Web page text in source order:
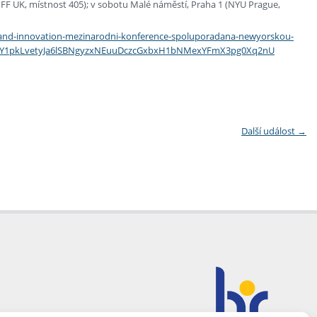
UK, místnost 405); v sobotu Malé náměstí, Praha 1 (NYU Prague,
innovation-mezinarodni-konference-spoluporadana-newyorskou-
Další událost →